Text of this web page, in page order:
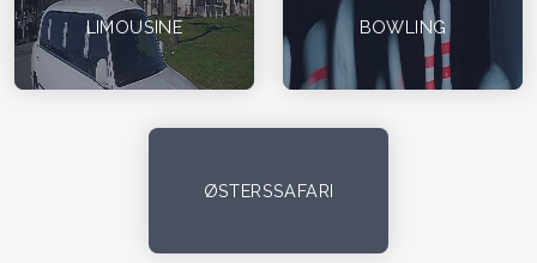
LIMOUSINE BOWLING
ØSTERSSAFARI